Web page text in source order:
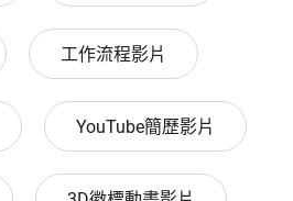
工作流程影片
YouTube簡歷影片